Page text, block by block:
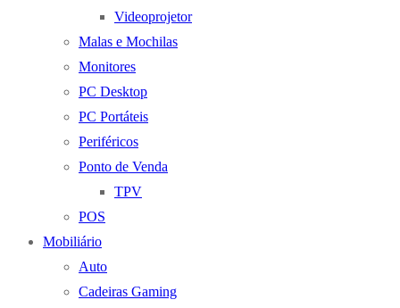
Videoprojetor
Malas e Mochilas
Monitores
PC Desktop
PC Portáteis
Periféricos
Ponto de Venda
TPV
POS
Mobiliário
Auto
Cadeiras Gaming